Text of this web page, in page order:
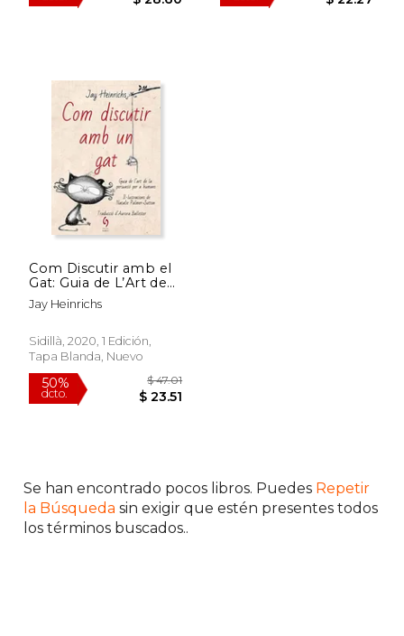
Com Discutir amb el
Gat: Guia de L’Art de
la Persuasió per a
Humans: 8 (Busca-
Jay Heinrichs
Sidillà, 2020, 1 Edición,
Tapa Blanda, Nuevo
Se han encontrado pocos libros. Puedes Repetir
la Búsqueda sin exigir que estén presentes todos
los términos buscados..